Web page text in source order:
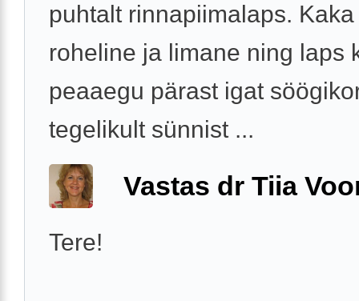
puhtalt rinnapiimalaps.
roheline ja limane ning laps
peaaegu pärast igat
tegelikult sünnist ...
Vastas dr Tiia
Tere!